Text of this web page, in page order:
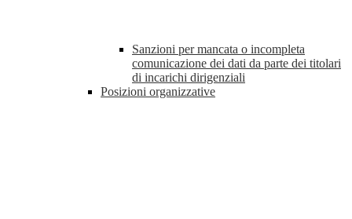
Sanzioni per mancata o incompleta
comunicazione dei dati da parte dei titolari
di incarichi dirigenziali
Posizioni organizzative